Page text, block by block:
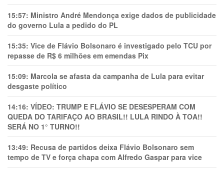
15:57: Ministro André Mendonça exige dados de publicidade
do governo Lula a pedido do PL
15:35: Vice de Flávio Bolsonaro é investigado pelo TCU por
repasse de R$ 6 milhões em emendas Pix
15:09: Marcola se afasta da campanha de Lula para evitar
desgaste político
14:16: VÍDEO: TRUMP E FLÁVIO SE DESESPERAM COM
QUEDA DO TARIFAÇO AO BRASIL!! LULA RINDO À TOA!!
SERÁ NO 1° TURNO!!
13:49: Recusa de partidos deixa Flávio Bolsonaro sem
tempo de TV e força chapa com Alfredo Gaspar para vice